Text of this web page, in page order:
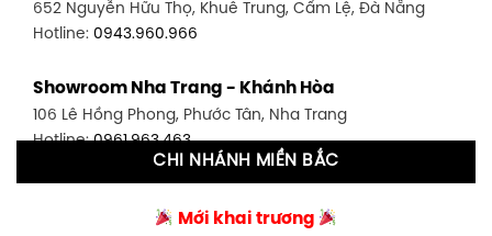
Hotline:0902.716.230
591 Hoàng Văn Thụ, P. 4, Tân Bình, TP HCM
Hotline:0906.256.759
Showroom Tân Bình 2 - TP. HCM
0986.71.8448
652 Nguyễn Hữu Thọ, Khuê Trung, Cẩm Lệ, Đà Nẵng
Hotline: 0943.960.966
Showroom Nha Trang - Khánh Hòa
106 Lê Hồng Phong, Phước Tân, Nha Trang
Hotline:0961.963.463
27-29 Nguyễn Sỹ Sách, Hưng Bình, TP Vinh, Nghệ An
CHI NHÁNH MIỀN BẮC
Mới khai trương